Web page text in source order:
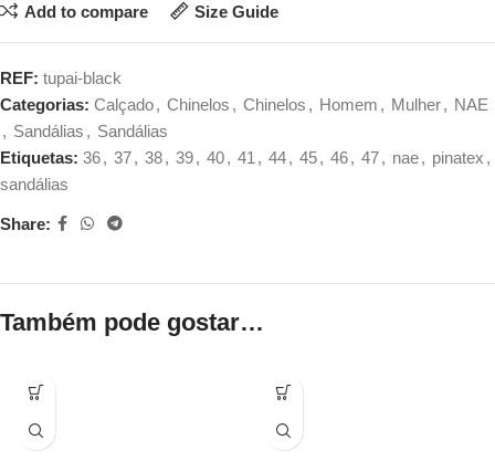
Add to compare Size Guide
REF: tupai-black
Categorias: Calçado, Chinelos , Chinelos , Homem , Mulher, NAE
, Sandálias , Sandálias
Etiquetas: 36, 37, 38, 39, 40, 41 , 44, 45, 46, 47, nae, pinatex ,
sandálias
Share:
Também pode gostar…